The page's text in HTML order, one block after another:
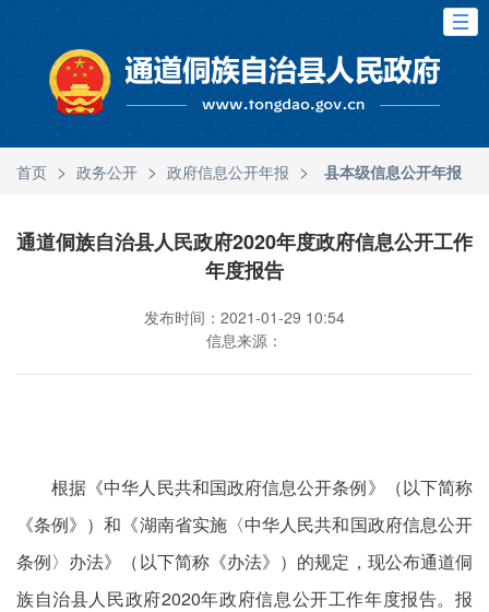
首页 > 政务公开 > 政府信息公开年报 > 县本级信息公开年报
通道侗族自治县人民政府2020年度政府信息公开工作
年度报告
发布时间：2021-01-29 10:54
信息来源：
根据《中华人民共和国政府信息公开条例》（以下简称
《条例》）和《湖南省实施〈中华人民共和国政府信息公开
条例〉办法》（以下简称《办法》）的规定，现公布通道侗
族自治县人民政府2020年政府信息公开工作年度报告。报